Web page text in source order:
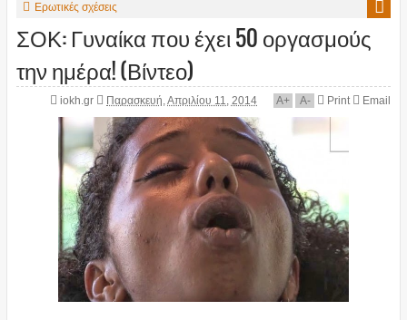
Ερωτικές σχέσεις
ΣΟΚ: Γυναίκα που έχει 50 οργασμούς
την ημέρα! (Βίντεο)
iokh.gr Παρασκευή, Απριλίου 11, 2014 A+ A- Print Email